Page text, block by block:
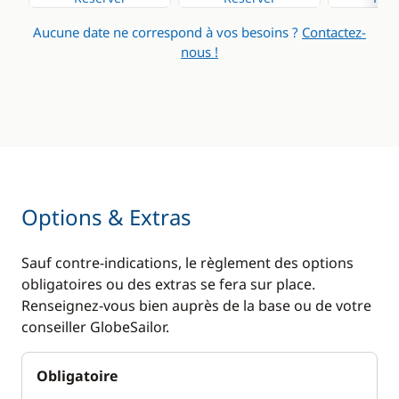
Machine à café
Chauffage
Aucune date ne correspond à vos besoins ? Contactez-
nous !
Options & Extras
Sauf contre-indications, le règlement des options
obligatoires ou des extras se fera sur place.
Renseignez-vous bien auprès de la base ou de votre
conseiller GlobeSailor.
Obligatoire